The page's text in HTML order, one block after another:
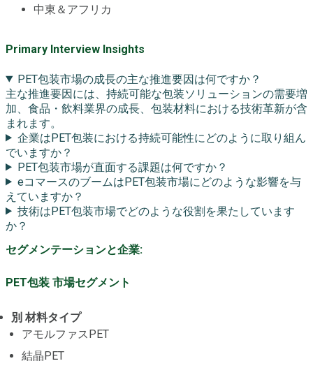
中東＆アフリカ
Primary Interview Insights
PET包装市場の成長の主な推進要因は何ですか？
主な推進要因には、持続可能な包装ソリューションの需要増
加、食品・飲料業界の成長、包装材料における技術革新が含
まれます。
企業はPET包装における持続可能性にどのように取り組ん
でいますか？
PET包装市場が直面する課題は何ですか？
eコマースのブームはPET包装市場にどのような影響を与
えていますか？
技術はPET包装市場でどのような役割を果たしています
か？
セグメンテーションと企業:
PET包装 市場セグメント
別 材料タイプ
アモルファスPET
結晶PET